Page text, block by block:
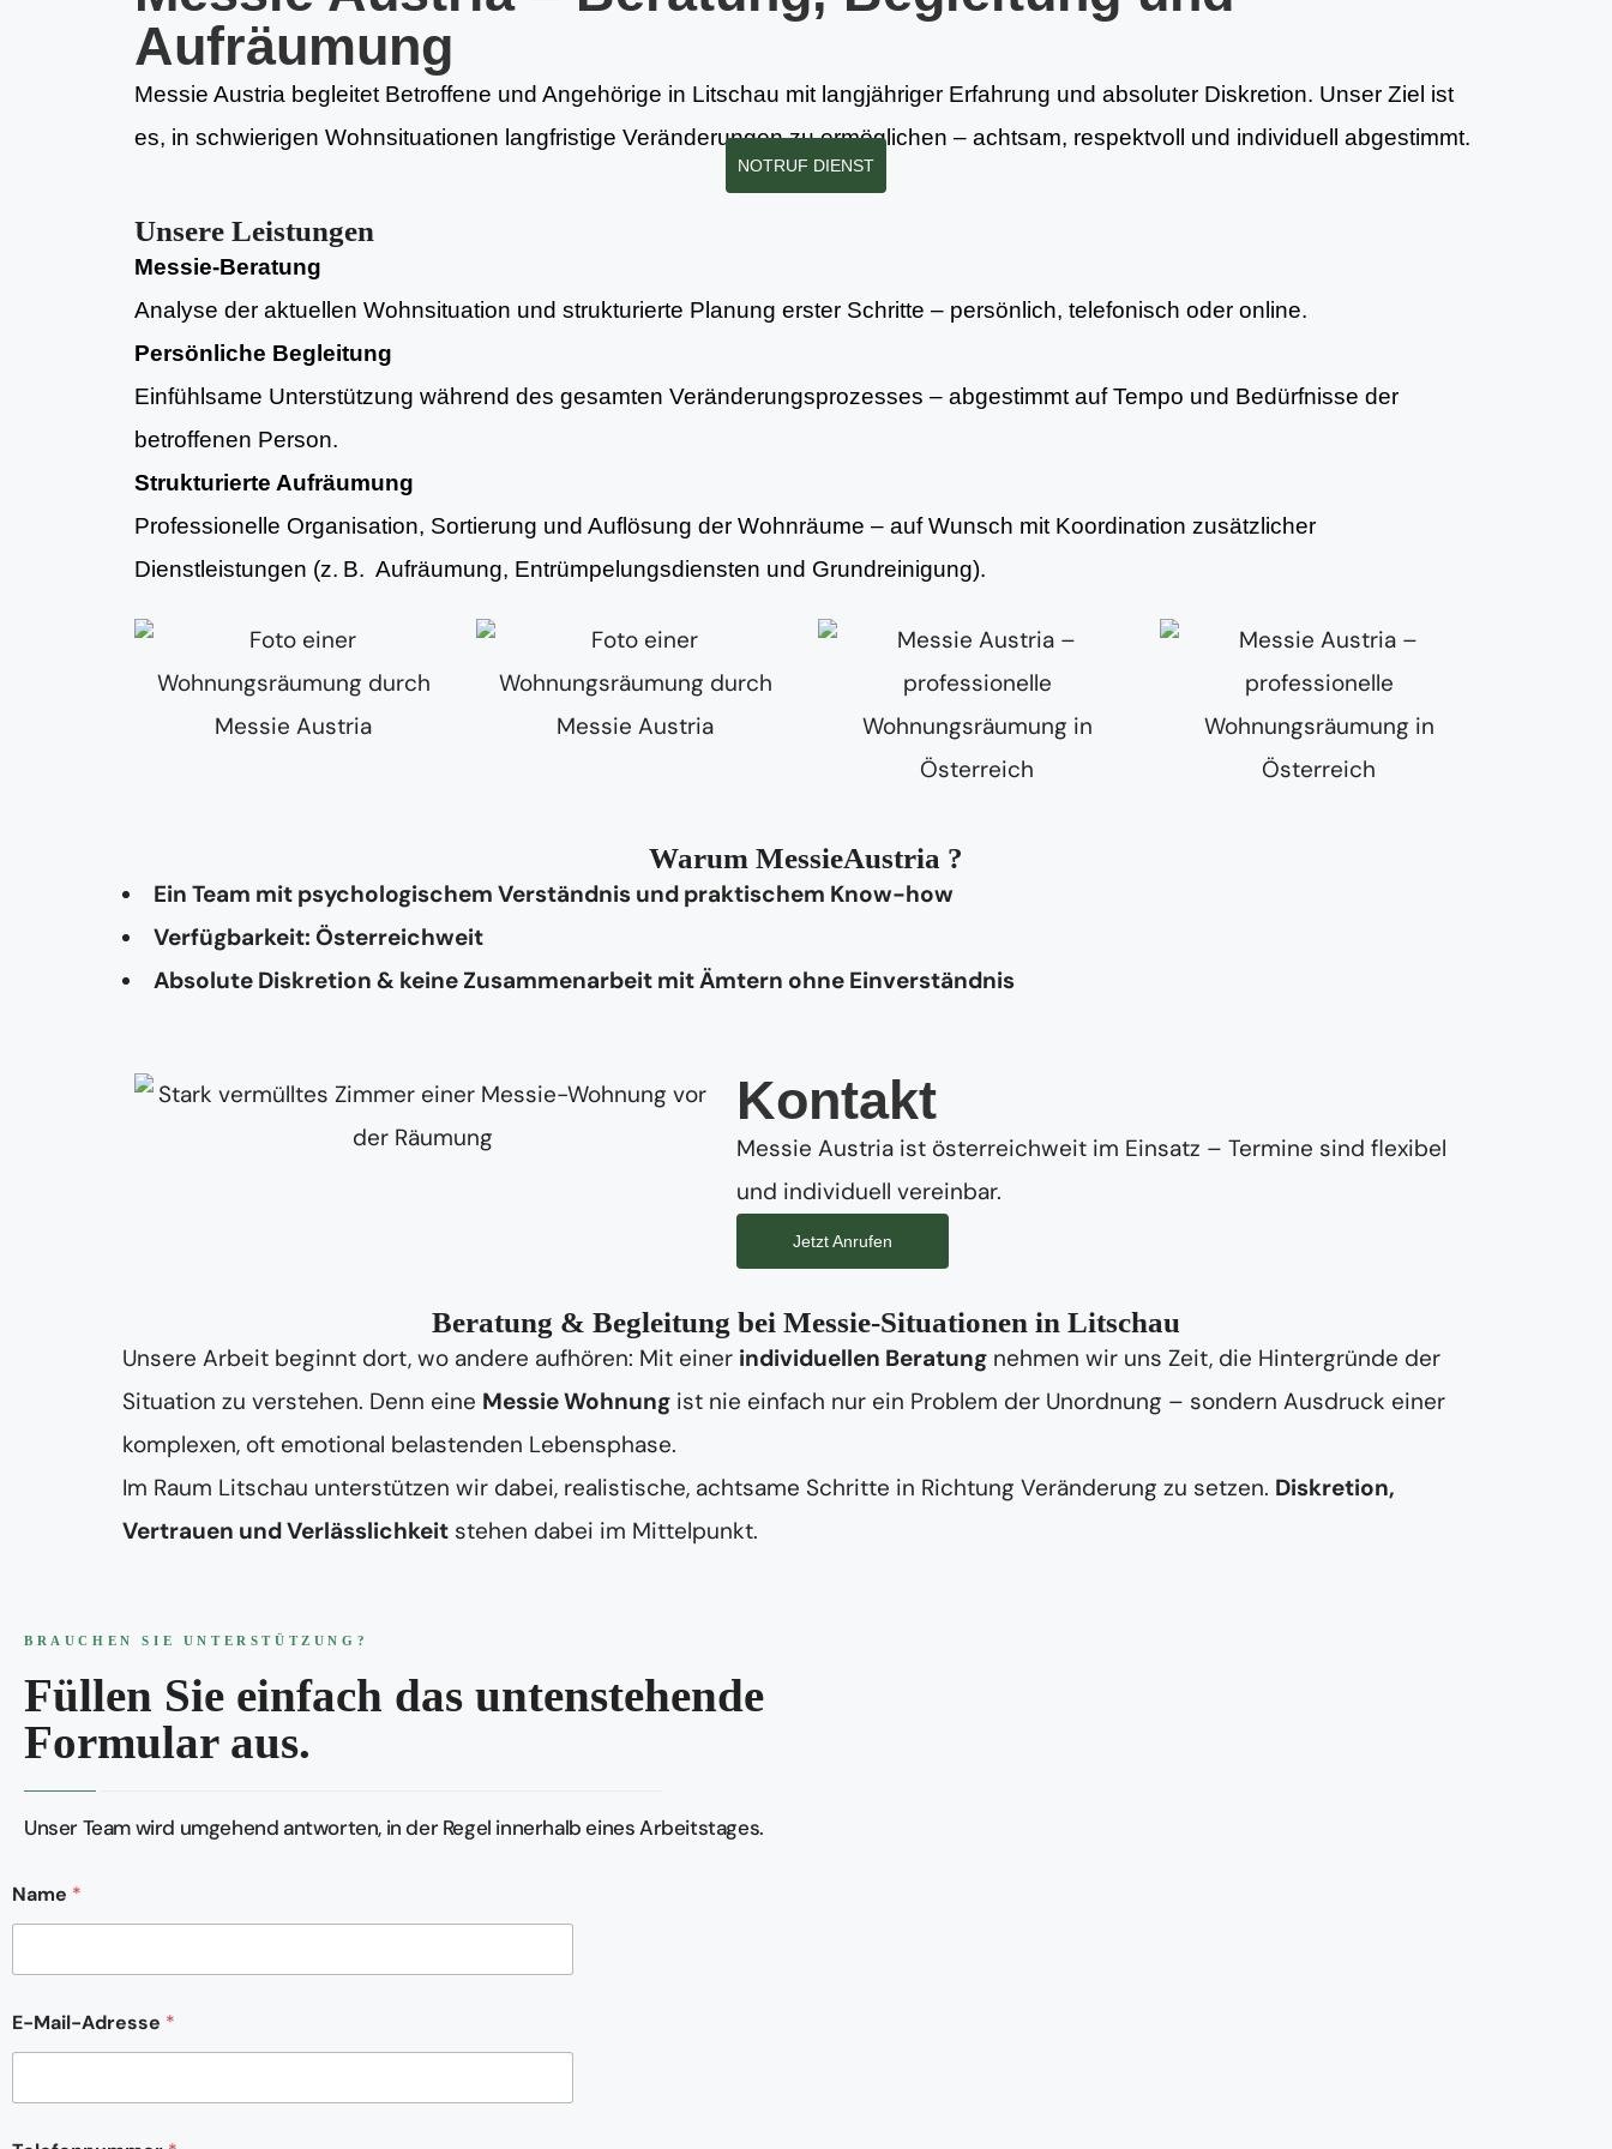
Aufräumung
Messie Austria begleitet Betroffene und Angehörige in Litschau mit langjähriger Erfahrung und absoluter Diskretion. Unser Ziel ist
es, in schwierigen Wohnsituationen langfristige Veränderungen zu ermöglichen – achtsam, respektvoll und individuell abgestimmt.
NOTRUF DIENST
Unsere Leistungen
Messie-Beratung
Analyse der aktuellen Wohnsituation und strukturierte Planung erster Schritte – persönlich, telefonisch oder online.
Persönliche Begleitung
Einfühlsame Unterstützung während des gesamten Veränderungsprozesses – abgestimmt auf Tempo und Bedürfnisse der
betroffenen Person.
Strukturierte Aufräumung
Professionelle Organisation, Sortierung und Auflösung der Wohnräume – auf Wunsch mit Koordination zusätzlicher
Dienstleistungen (z. B. Aufräumung, Entrümpelungsdiensten und Grundreinigung).
Warum MessieAustria ?
Ein Team mit psychologischem Verständnis und praktischem Know-how
Verfügbarkeit: Österreichweit
Absolute Diskretion & keine Zusammenarbeit mit Ämtern ohne Einverständnis
Kontakt
Messie Austria ist österreichweit im Einsatz – Termine sind flexibel
und individuell vereinbar.
Jetzt Anrufen
Beratung & Begleitung bei Messie-Situationen in Litschau
Unsere Arbeit beginnt dort, wo andere aufhören: Mit einer individuellen Beratung nehmen wir uns Zeit, die Hintergründe der
Situation zu verstehen. Denn eine Messie Wohnung ist nie einfach nur ein Problem der Unordnung – sondern Ausdruck einer
komplexen, oft emotional belastenden Lebensphase.
Im Raum Litschau unterstützen wir dabei, realistische, achtsame Schritte in Richtung Veränderung zu setzen. Diskretion,
Vertrauen und Verlässlichkeit stehen dabei im Mittelpunkt.
BRAUCHEN SIE UNTERSTÜTZUNG?
Füllen Sie einfach das untenstehende
Formular aus.
Unser Team wird umgehend antworten, in der Regel innerhalb eines Arbeitstages.
a
m
K
m
m
e
t
Name *
E-Mail-Adresse *